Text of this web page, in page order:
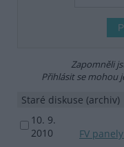
Zapomněli
Přihlásit se mohou
Staré diskuse (archiv)
10. 9.
2010
FV panely